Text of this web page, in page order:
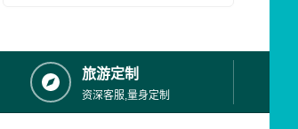
旅游定制
资深客服,量身定制